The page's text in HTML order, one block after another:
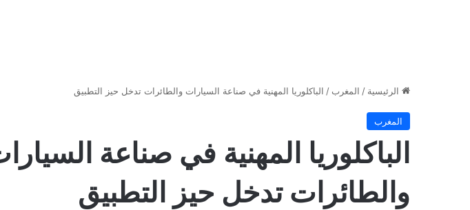
الرئيسية / المغرب / الباكلوريا المهنية في صناعة السيارات والطائرات تدخل حيز التطبيق
المغرب
الباكلوريا المهنية في صناعة
والطائرات تدخل حيز التطبيق